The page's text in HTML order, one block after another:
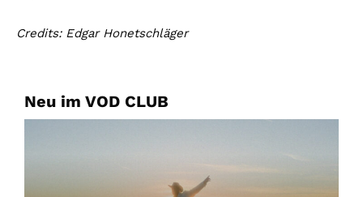
Credits: Edgar Honetschläger
Neu im VOD CLUB